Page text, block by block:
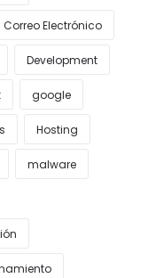
Correo Electrónico
Development
google
Hosting
malware